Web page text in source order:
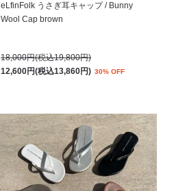
eLfinFolk うさぎ耳キャップ / Bunny
Wool Cap brown
18,000円(税込19,800円)
12,600円(税込13,860円) 30% OFF